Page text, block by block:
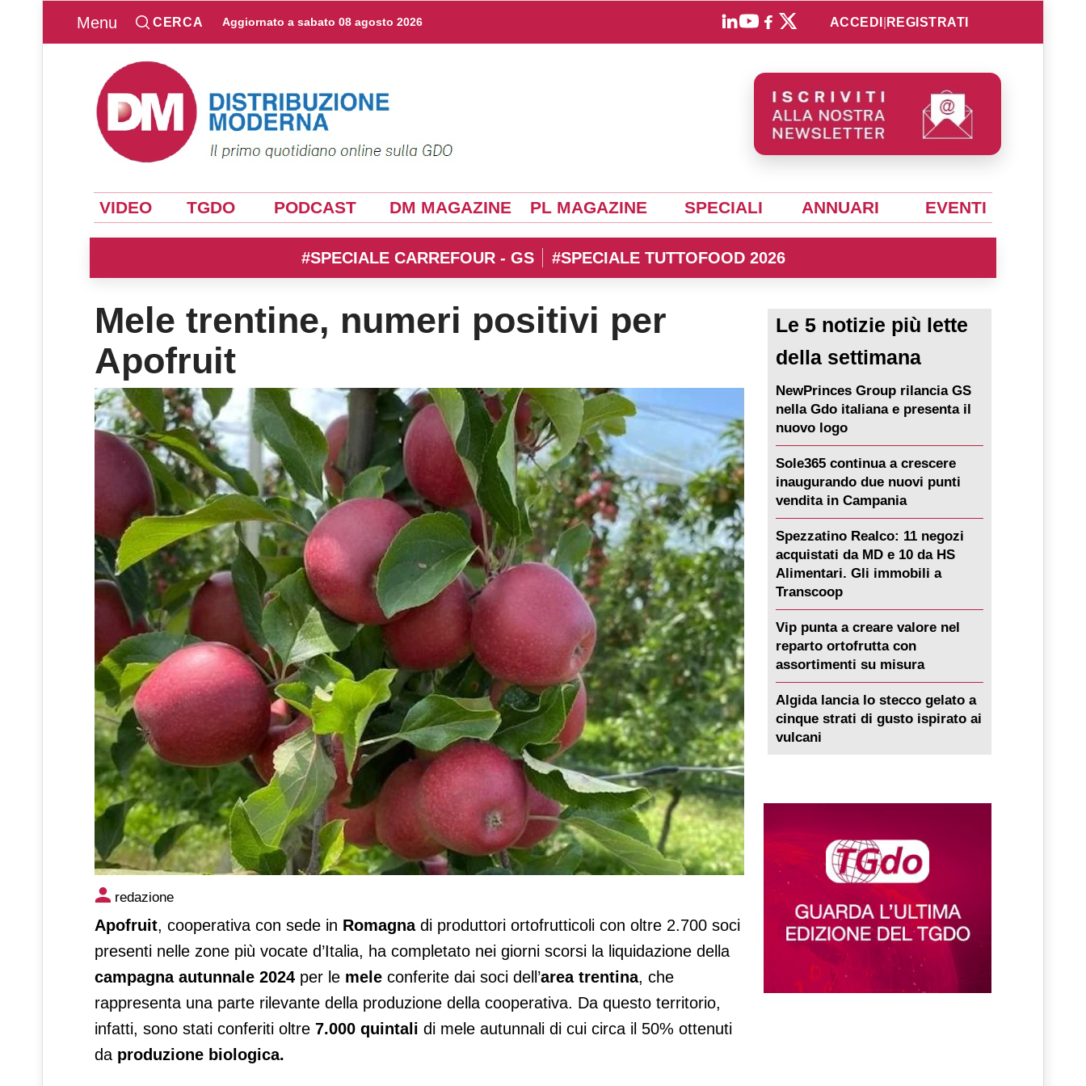
Menu CERCA Aggiornato a sabato 08 agosto 2026 ACCEDI REGISTRATI
VIDEO TGDO PODCAST DM MAGAZINE PL MAGAZINE SPECIALI ANNUARI EVENTI
#SPECIALE CARREFOUR - GS #SPECIALE TUTTOFOOD 2026
Mele trentine, numeri positivi per
Apofruit
Mele trentine, numeri positivi per Apofruit
redazione
Apofruit, cooperativa con sede in Romagnadi produttori ortofrutticoli con oltre 2.700 soci
presenti nelle zone più vocate d’Italia, ha completato nei giorni scorsi la liquidazione della
campagna autunnale 2024 per le mele conferite dai soci dell’area trentina, che
rappresenta una parte rilevante della produzione della cooperativa. Da questo territorio,
infatti, sono stati conferiti oltre 7.000 quintali di mele autunnali di cui circa il 50% ottenuti
da produzione biologica.
Le 5 notizie più lette
della settimana
NewPrinces Group rilancia GS
nella Gdo italiana e presenta il
nuovo logo
Sole365 continua a crescere
inaugurando due nuovi punti
vendita in Campania
Spezzatino Realco: 11 negozi
acquistati da MD e 10 da HS
Alimentari. Gli immobili a
Transcoop
Vip punta a creare valore nel
reparto ortofrutta con
assortimenti su misura
Algida lancia lo stecco gelato a
cinque strati di gusto ispirato ai
vulcani